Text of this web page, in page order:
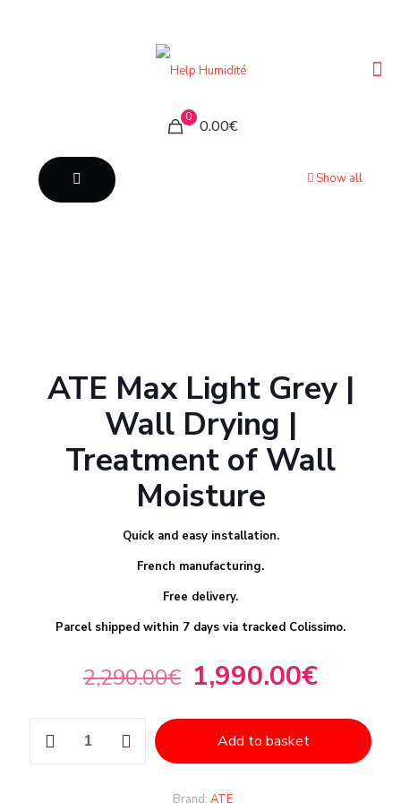
0 0.00€
Show all
ATE Max Light Grey |
Wall Drying |
Treatment of Wall
Moisture
Quick and easy installation.
French manufacturing.
Free delivery.
Parcel shipped within 7 days via tracked Colissimo.
2,290.00€ 1,990.00€
Add to basket
Brand: ATE